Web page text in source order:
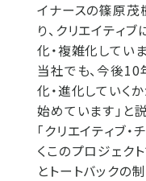
イナースの篠原茂
り、クリエイティ
化・複雑化してい
当社でも、今後10
化・進化していく
始めています」と
「クリエイティブ
くこのプロジェク
とトートバックの